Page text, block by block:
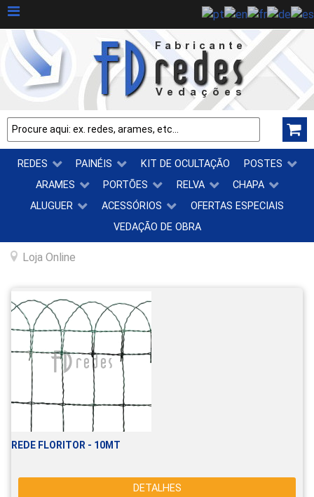
REDES PAINÉIS KIT DE OCULTAÇÃO
POSTES
ARAMES
PORTÕES RELVA
CHAPA
ALUGUER
ACESSÓRIOS
OFERTAS ESPECIAIS
VEDAÇÃO DE OBRA
Loja Online
REDE FLORITOR - 10MT
DETALHES